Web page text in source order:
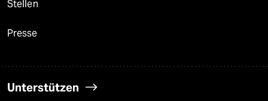
Stellen
Presse
Unterstützen